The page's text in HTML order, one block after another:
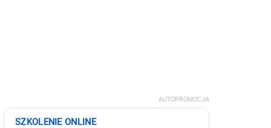
AUTOPROMOCJA
SZKOLENIE ONLINE